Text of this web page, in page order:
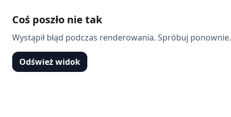
Coś poszło nie tak
Wystąpił błąd podczas renderowania. Spróbuj ponownie.
Odśwież widok